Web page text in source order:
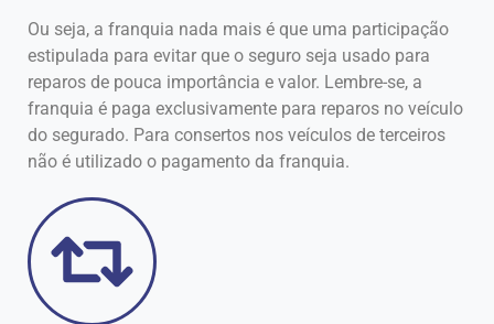
Ou seja, a franquia nada mais é que uma participação
estipulada para evitar que o seguro seja usado para
reparos de pouca importância e valor. Lembre-se, a
franquia é paga exclusivamente para reparos no veículo
do segurado. Para consertos nos veículos de terceiros
não é utilizado o pagamento da franquia.